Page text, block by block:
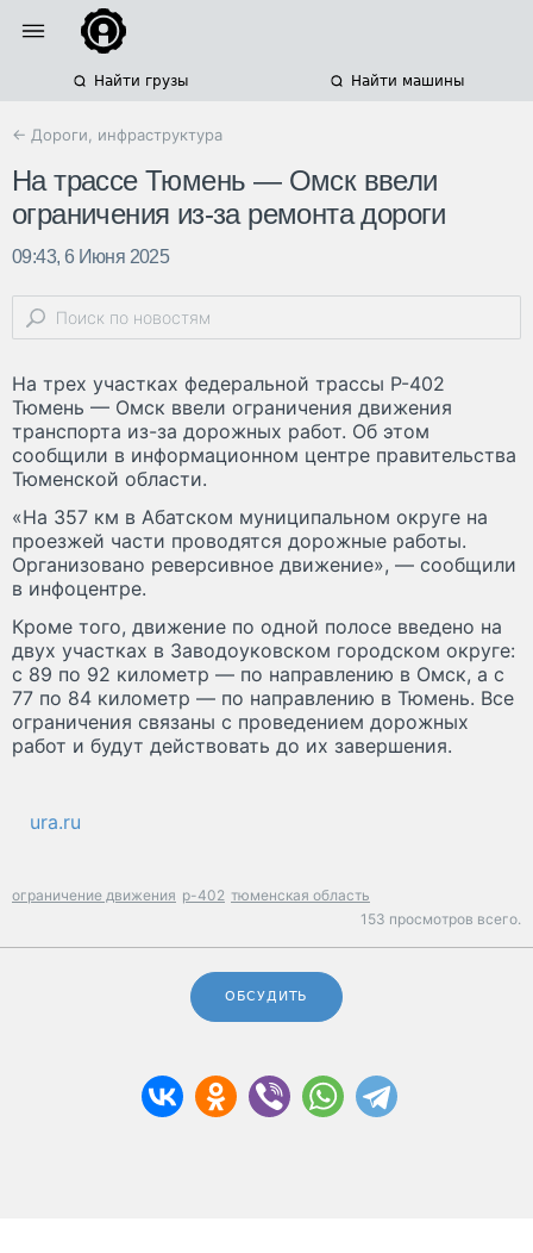
Найти грузы Найти машины
← Дороги, инфраструктура
На трассе Тюмень — Омск ввели
ограничения из-за ремонта дороги
09:43, 6 Июня 2025
На трех участках федеральной трассы Р-402
Тюмень — Омск ввели ограничения движения
транспорта из-за дорожных работ. Об этом
сообщили в информационном центре правительства
Тюменской области.
«На 357 км в Абатском муниципальном округе на
проезжей части проводятся дорожные работы.
Организовано реверсивное движение», — сообщили
в инфоцентре.
Кроме того, движение по одной полосе введено на
двух участках в Заводоуковском городском округе:
с 89 по 92 километр — по направлению в Омск, а с
77 по 84 километр — по направлению в Тюмень. Все
ограничения связаны с проведением дорожных
работ и будут действовать до их завершения.
ura.ru
ограничение движения р-402 тюменская область
153 просмотров всего.
ОБСУДИТЬ